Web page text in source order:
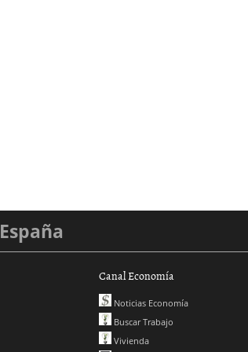
España
Canal Economía
Noticias Economía
Buscar Trabajo
Vivienda